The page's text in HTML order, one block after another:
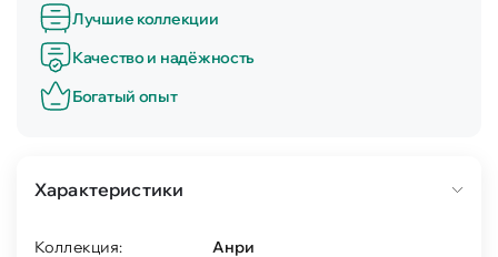
Лучшие коллекции
Качество и надёжность
Богатый опыт
Характеристики
Коллекция:
Анри